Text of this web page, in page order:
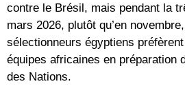
contre le Brésil, mais pendant la
mars 2026, plutôt qu’en
sélectionneurs égyptiens
équipes africaines en préparation
des Nations.